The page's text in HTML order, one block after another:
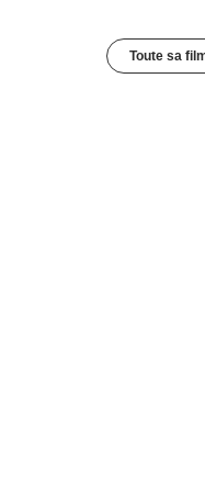
Toute sa